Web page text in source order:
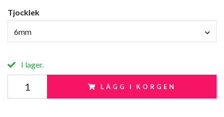
Tjocklek
6mm
I lager.
LÄGG I KORGEN